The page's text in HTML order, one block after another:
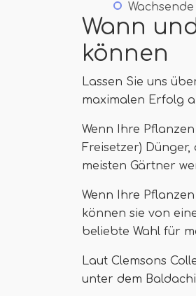
Wann
können
Lassen Sie uns
maximalen Erfolg
Wenn Ihre
Freisetzer)
meisten Gärtner
Wenn Ihre
können sie von
beliebte Wahl für
Laut Clemsons
unter dem